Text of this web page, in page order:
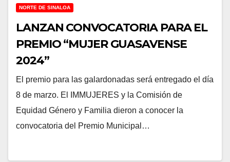
NORTE DE SINALOA
LANZAN CONVOCATORIA PARA EL
PREMIO “MUJER GUASAVENSE
2024”
El premio para las galardonadas será entregado el día
8 de marzo. El IMMUJERES y la Comisión de
Equidad Género y Familia dieron a conocer la
convocatoria del Premio Municipal…